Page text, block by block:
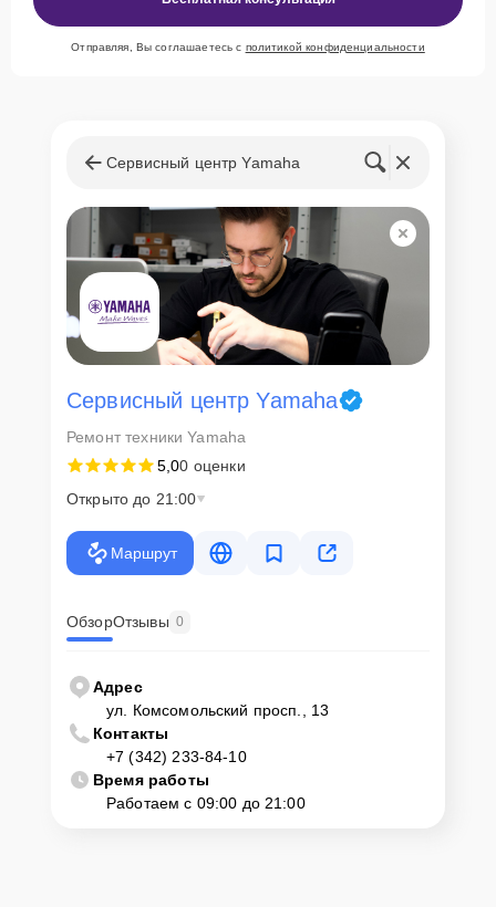
Отправляя, Вы соглашаетесь с политикой конфиденциальности
Сервисный центр Yamaha
Сервисный центр Yamaha
Ремонт техники Yamaha
5,00 оценки
Открыто до 21:00
Маршрут
ОбзорОтзывы 0
Адрес
ул. Комсомольский просп., 13
Контакты
+7 (342) 233-84-10
Время работы
Работаем с 09:00 до 21:00